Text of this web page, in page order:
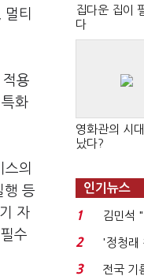
티
용
화
의
행 등
자
수
집다운 집이
다
영화관의 시
났다?
인기뉴스
1
김민석
청래 "
2
'정청래
는 추가
3
전국 기